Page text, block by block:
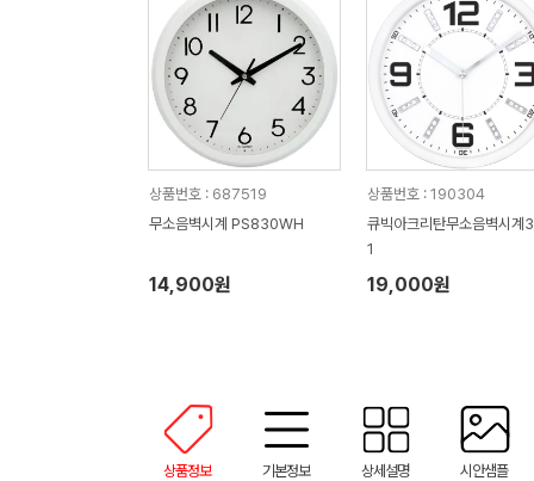
상품번호 : 687519
무소음벽시계 PS830WH
14,900원
상품번호 : 190304
큐빅아크리탄무소음벽시계
1
19,000원
상품정보 기본정보 상세설명 시안샘플